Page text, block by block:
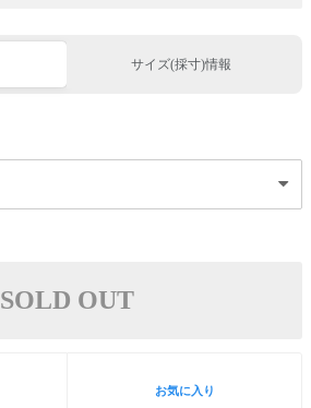
サイズ(採寸)情報
SOLD OUT
お気に入り